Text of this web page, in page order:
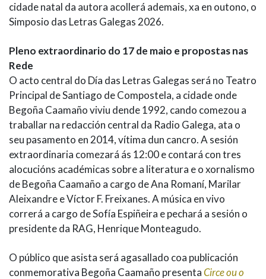
cidade natal da autora acollerá ademais, xa en outono, o
Simposio das Letras Galegas 2026.
Pleno extraordinario do 17 de maio e propostas nas
Rede
O acto central do Día das Letras Galegas será no Teatro
Principal de Santiago de Compostela, a cidade onde
Begoña Caamaño viviu dende 1992, cando comezou a
traballar na redacción central da Radio Galega, ata o
seu pasamento en 2014, vítima dun cancro. A sesión
extraordinaria comezará ás 12:00 e contará con tres
alocucións académicas sobre a literatura e o xornalismo
de Begoña Caamaño a cargo de Ana Romaní, Marilar
Aleixandre e Víctor F. Freixanes. A música en vivo
correrá a cargo de Sofía Espiñeira e pechará a sesión o
presidente da RAG, Henrique Monteagudo.
O público que asista será agasallado coa publicación
conmemorativa Begoña Caamaño presentaCirce ou o